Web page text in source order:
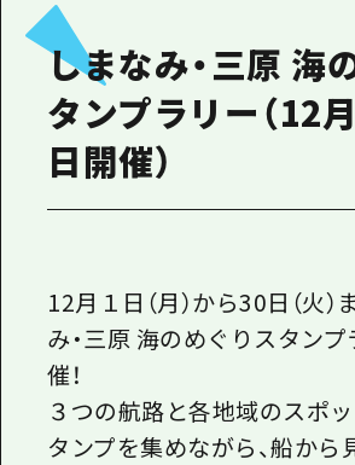
しまなみ・三原 海
タンプラリー（12
日開催）
12月１日（月）から30日（火）
み・三原 海のめぐりスタンプ
催！
３つの航路と各地域のスポ
タンプを集めながら、船から